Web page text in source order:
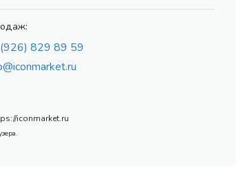
829 89 59
iconmarket.ru